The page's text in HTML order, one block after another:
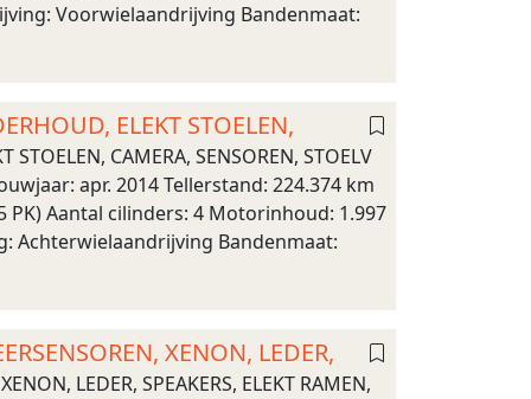
Voorwielaandrijving Bandenmaat:
ELEKT STOELEN,
CAMERA, SENSOREN, STOELV
apr. 2014 Tellerstand: 224.374 km
PK) Aantal cilinders: 4 Motorinhoud: 1.997
Achterwielaandrijving Bandenmaat:
XENON, LEDER,
LEDER, SPEAKERS, ELEKT RAMEN,